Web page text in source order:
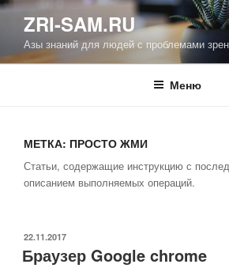
Перейти
содержимому
ZRI-SAM.RU
Азы знаний для людей с проблемами
Меню
МЕТКА: ПРОСТО ЖМИ
Статьи, содержащие инструкцию с
описанием выполняемых операций.
ОПУБЛИКОВАНО
22.11.2017
Браузер Google chrome